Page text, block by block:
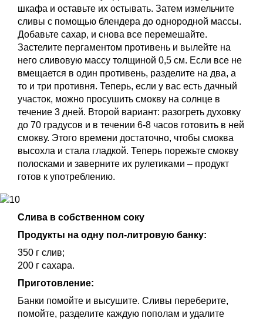
шкафа и оставьте их остывать. Затем измельчите
сливы с помощью блендера до однородной массы.
Добавьте сахар, и снова все перемешайте.
Застелите пергаментом противень и вылейте на
него сливовую массу толщиной 0,5 см. Если все не
вмещается в один противень, разделите на два, а
то и три противня. Теперь, если у вас есть дачный
участок, можно просушить смокву на солнце в
течение 3 дней. Второй вариант: разогреть духовку
до 70 градусов и в течении 6-8 часов готовить в ней
смокву. Этого времени достаточно, чтобы смоква
высохла и стала гладкой. Теперь порежьте смокву
полосками и заверните их рулетиками – продукт
готов к употреблению.
Слива в собственном соку
Продукты на одну пол-литровую банку:
350 г слив;
200 г сахара.
Приготовление:
Банки помойте и высушите. Сливы переберите,
помойте, разделите каждую пополам и удалите